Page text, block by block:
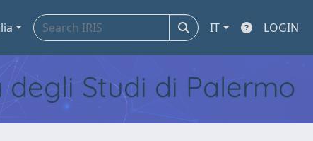
IT LOGIN
Studi di Palermo